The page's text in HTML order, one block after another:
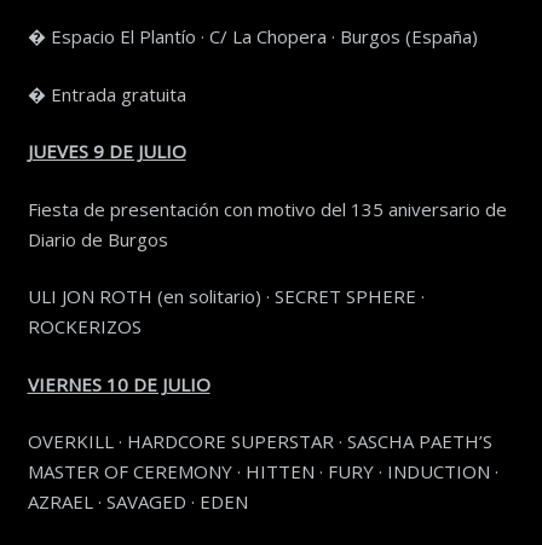
� Espacio El Plantío · C/ La Chopera · Burgos (España)
� Entrada gratuita
JUEVES 9 DE JULIO
Fiesta de presentación con motivo del 135 aniversario de
Diario de Burgos
ULI JON ROTH (en solitario) · SECRET SPHERE ·
ROCKERIZOS
VIERNES 10 DE JULIO
OVERKILL · HARDCORE SUPERSTAR · SASCHA PAETH’S
MASTER OF CEREMONY · HITTEN · FURY · INDUCTION ·
AZRAEL · SAVAGED · EDEN